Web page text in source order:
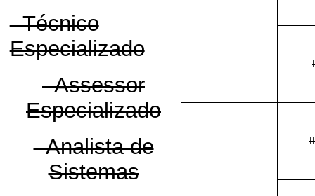
- Técnico
Especializado
- Assessor
Especializado
- Analista de
Sistemas
I